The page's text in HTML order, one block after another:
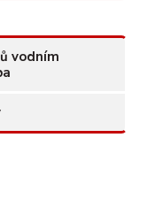
vodním